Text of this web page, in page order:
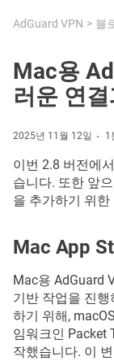
AdGuard VPN 블
Mac용
러운 연
2025년 11월 12일 1
이번 2.8 버전에
습니다. 또한 앞
을 추가하기 위
Mac App
Mac용 AdGuard
기반 작업을 진
하기 위해,
임워크인 Packet
작했습니다. 이